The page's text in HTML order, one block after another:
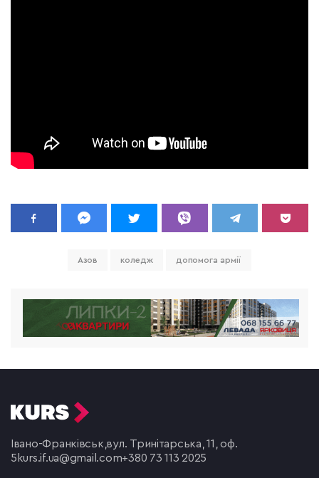
Азов коледж допомога армії
Івано-Франківськ,вул. Тринітарська, 11, оф.
5 kurs.if.ua@gmail.com+380 73 113 2025